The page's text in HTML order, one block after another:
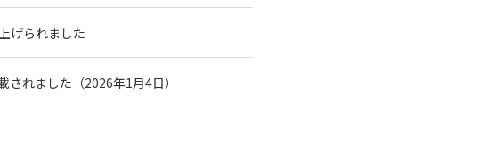
げられました
れました（2026年1月4日）